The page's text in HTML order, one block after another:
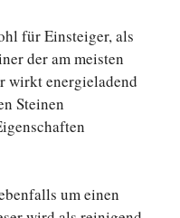
für Einsteiger, als
der am meisten
wirkt energieladend
Steinen
um einen